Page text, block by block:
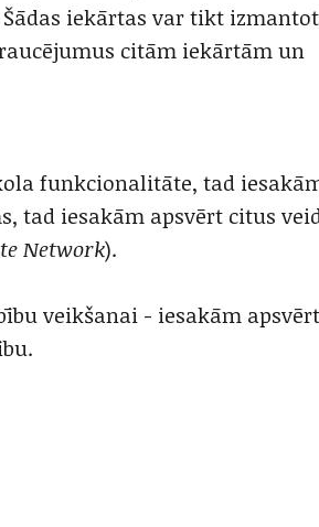
iekārtas var tikt
citām iekārtām un
funkcionalitāte, tad
tad iesakām apsvērt citus
Network).
veikšanai - iesakām apsvērt